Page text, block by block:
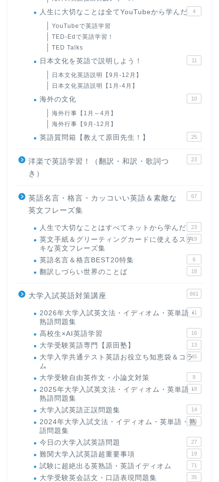
人生に大切なことは全てYouTubeから学んだ 4
YouTubeで英語学習
TED-Edで英語学習！
TED Talks
日本文化を英語で説明しよう！ 11
日本文化英語説明【9月-12月】
日本文化英語説明【1月-4月】
海外の文化 10
海外行事【1月～4月】
海外行事【9月-12月】
英語質問箱【教えて原田先生！】 25
洋楽で英語学習！（翻訳・和訳・歌詞つ
き）
23
英語名言・格言・カッコいい英語＆素敵な
英文フレーズ集
67
人生で大切なことはすべてネットから学んだ 23
英文手紙＆グリーティングカードに使えるステ
キな英文フレーズ集
19
英語名言＆格言BEST20特集 6
翻訳しづらい世界のことば 18
大学入試英語対策講座 661
2026年大学入試英文法・イディオム・英単語・
熟語問題集
11
高校生×AI英語学習 16
大学受験英語専門【原田塾】 13
大学入学共通テスト英語お役立ち知恵袋＆コラ
ム
45
大学受験自由英作文・小論文対策 8
2025年大学入試英文法・イディオム・英単語・
熟語問題集
18
大学入試英語正誤問題集 14
2024年大学入試文法・イディオム・英単語・熟
語問題集
15
今日の大学入試英語問題 27
難関大学入試英語超重要事項 19
試験に超絶出る英熟語・英語イディオム 71
大学受験英会話文・口語表現問題集 35